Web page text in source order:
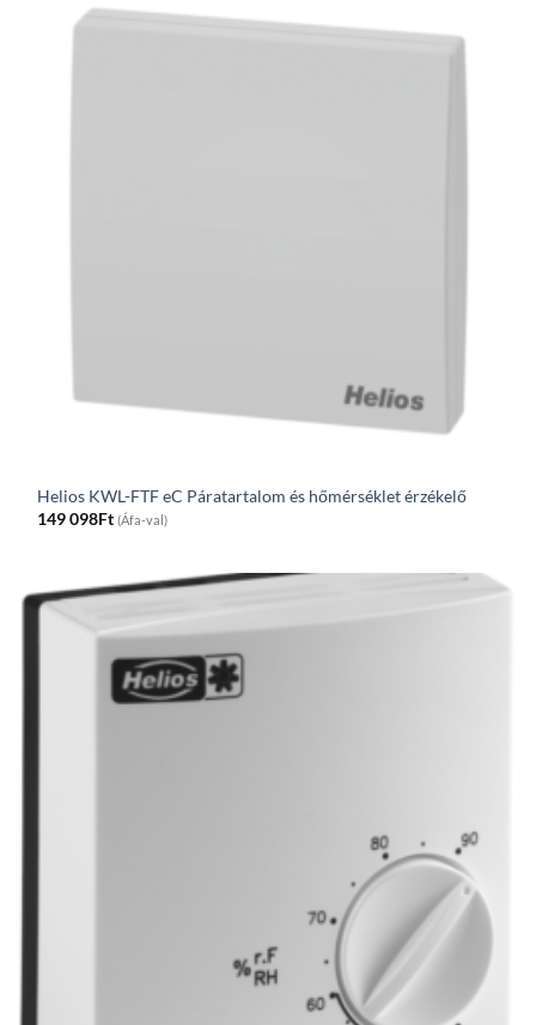
Helios KWL-FTF eC Páratartalom és hőmérséklet érzékelő
149 098Ft (Áfa-val)